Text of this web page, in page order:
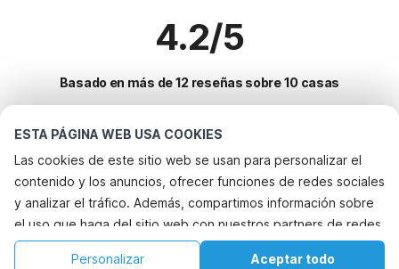
ESTA PÁGINA WEB USA COOKIES
Las cookies de este sitio web se usan para personalizar el
contenido y los anuncios, ofrecer funciones de redes sociales
y analizar el tráfico. Además, compartimos información sobre
el uso que haga del sitio web con nuestros partners de redes
sociales, publicidad y análisis web, quienes pueden
Aceptar todo
Personalizar
4.2/5
Basado en más de 12 reseñas sobre 10 casas
Destinos más populares para vacaciones
Ciudades con los mejores servicios para vacaciones
Casa de vacaciones con jardín oosterend-terschelling
Alquileres vacacionales para familias con niños jornets
Servicios populares para vacaciones en Leucaliptus
Alquileres vacacionales para familias con niños
Ciudades populares para vacaciones en Cataluna